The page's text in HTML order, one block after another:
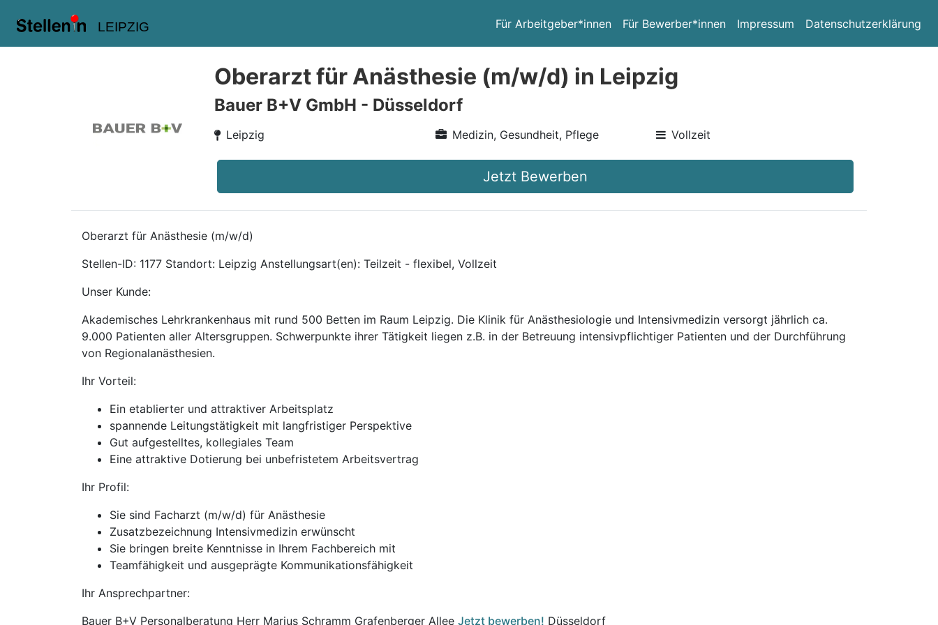
LEIPZIG Für Arbeitgeber*innen Für Bewerber*innen Impressum Datenschutzerklärung
Oberarzt für Anästhesie (m/w/d) in Leipzig
Bauer B+V GmbH - Düsseldorf
Leipzig Medizin, Gesundheit, Pflege Vollzeit
Jetzt Bewerben
Oberarzt für Anästhesie (m/w/d)
Stellen-ID: 1177 Standort: Leipzig Anstellungsart(en): Teilzeit - flexibel, Vollzeit
Unser Kunde:
Akademisches Lehrkrankenhaus mit rund 500 Betten im Raum Leipzig. Die Klinik für Anästhesiologie und Intensivmedizin versorgt jährlich ca.
9.000 Patienten aller Altersgruppen. Schwerpunkte ihrer Tätigkeit liegen z.B. in der Betreuung intensivpflichtiger Patienten und der Durchführung
von Regionalanästhesien.
Ihr Vorteil:
Ein etablierter und attraktiver Arbeitsplatz
spannende Leitungstätigkeit mit langfristiger Perspektive
Gut aufgestelltes, kollegiales Team
Eine attraktive Dotierung bei unbefristetem Arbeitsvertrag
Ihr Profil:
Sie sind Facharzt (m/w/d) für Anästhesie
Zusatzbezeichnung Intensivmedizin erwünscht
Sie bringen breite Kenntnisse in Ihrem Fachbereich mit
Teamfähigkeit und ausgeprägte Kommunikationsfähigkeit
Ihr Ansprechpartner:
Bauer B+V Personalberatung Herr Marius Schramm Grafenberger Allee Jetzt bewerben! Düsseldorf